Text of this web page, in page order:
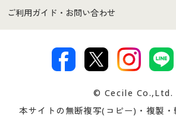
セシールご利用規約
著作権・商標について 会社案内
商品カテゴリ
プレゼント＆キャンペーン サイトマ
ご利用ガイド・お問い合わせ
交換・返品は お支払は
ついて
忘れの場
© Cecile Co.,Ltd.
本サイトの無断複写(コピー)・複製・